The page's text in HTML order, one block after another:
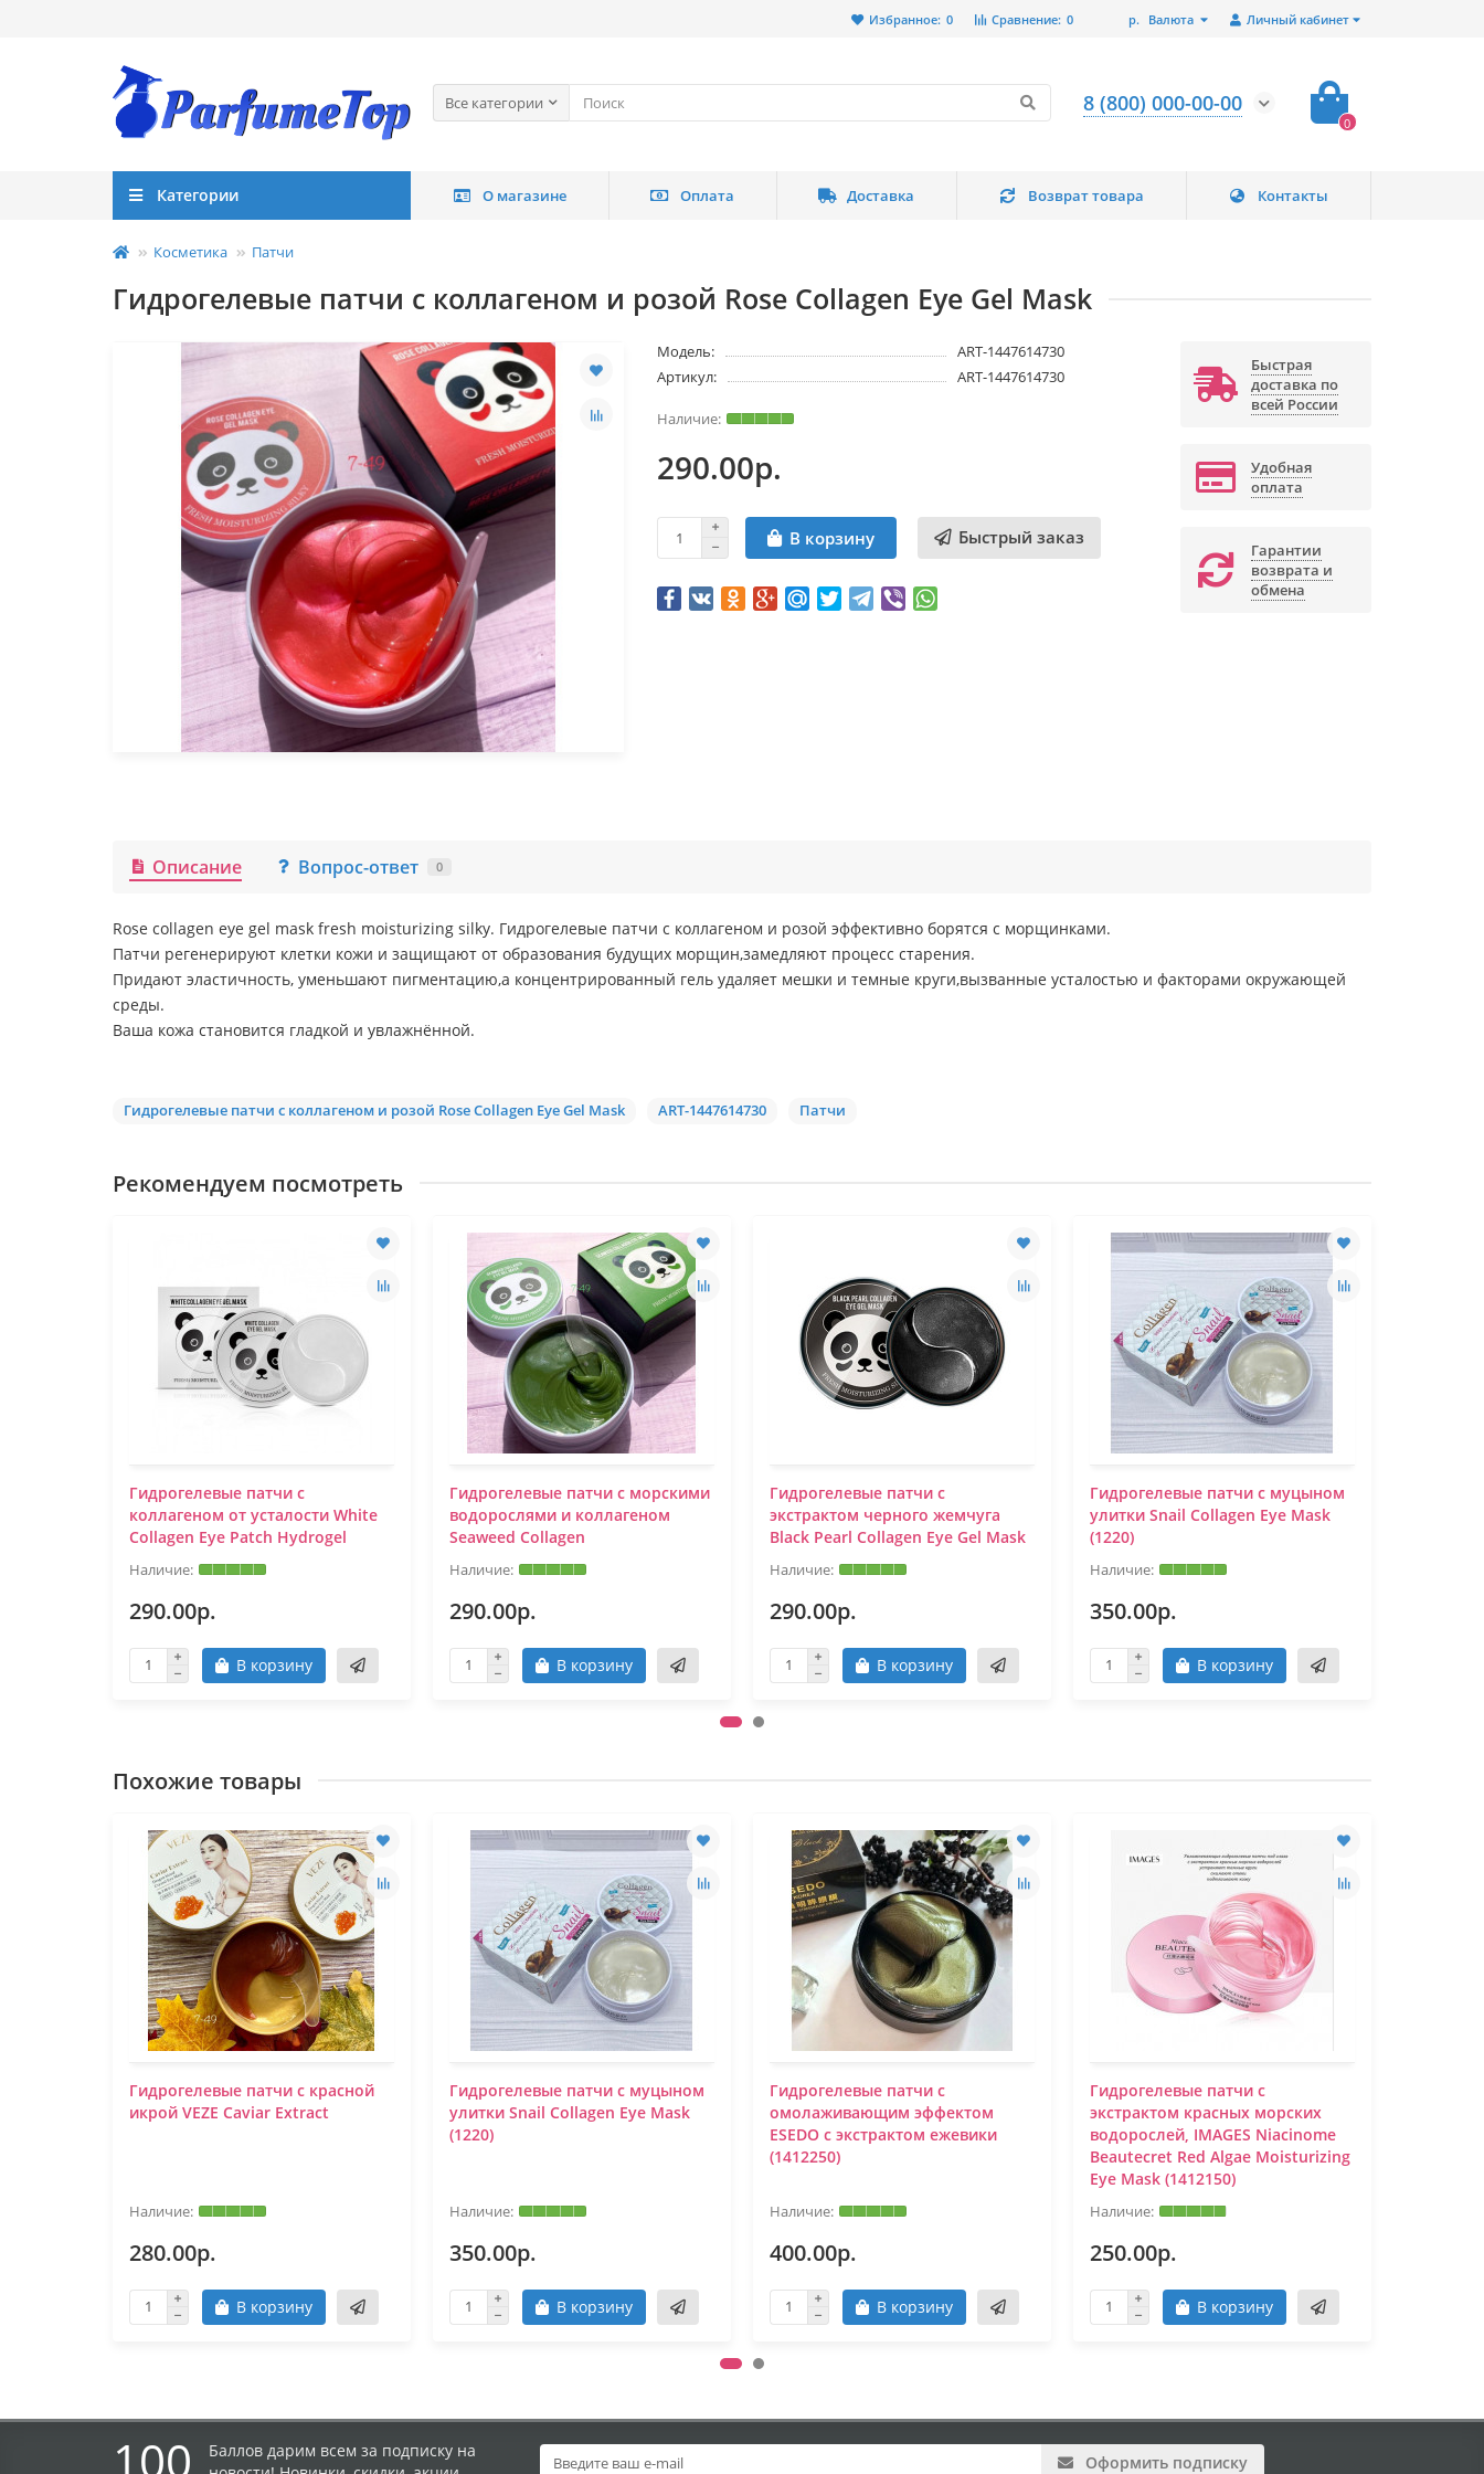
Личный кабинет
р. Валюта
Сравнение: 0
Избранное: 0
Все категории 8 (800) 000-00-00
0
Категории О магазине Оплата Доставка Возврат товара Контакты
Косметика Патчи
Гидрогелевые патчи с коллагеном и розой Rose Collagen Eye Gel Mask
Модель:
ART-1447614730
Артикул:
ART-1447614730
290.00р.
В корзину Быстрый заказ
Быстрая
доставка по
всей России
Удобная
оплата
Гарантии
возврата и
обмена
Описание Вопрос-ответ 0
Rose collagen eye gel mask fresh moisturizing silky. Гидрогелевые патчи с коллагеном и розой эффективно борятся с морщинками.
Патчи регенерируют клетки кожи и защищают от образования будущих морщин,замедляют процесс старения.
Придают эластичность, уменьшают пигментацию,а концентрированный гель удаляет мешки и темные круги,вызванные усталостью и факторами окружающей
среды.
Ваша кожа становится гладкой и увлажнённой.
Гидрогелевые патчи с коллагеном и розой Rose Collagen Eye Gel Mask ART-1447614730 Патчи
Рекомендуем посмотреть
Гидрогелевые патчи с
коллагеном от усталости White
Collagen Eye Patch Hydrogel
290.00р.
В корзину
Гидрогелевые патчи с морскими
водорослями и коллагеном
Seaweed Collagen
290.00р.
В корзину
Гидрогелевые патчи с
экстрактом черного жемчуга
Black Pearl Collagen Eye Gel Mask
290.00р.
В корзину
Гидрогелевые патчи с муцыном
улитки Snail Collagen Eye Mask
(1220)
350.00р.
В корзину
Похожие товары
Гидрогелевые патчи с красной
икрой VEZE Caviar Extract
280.00р.
В корзину
Гидрогелевые патчи с муцыном
улитки Snail Collagen Eye Mask
(1220)
350.00р.
В корзину
Гидрогелевые патчи с
омолаживающим эффектом
ESEDO с экстрактом ежевики
(1412250)
400.00р.
В корзину
Гидрогелевые патчи с
экстрактом красных морских
водорослей, IMAGES Niacinome
Beautecret Red Algae Moisturizing
Eye Mask (1412150)
250.00р.
В корзину
100
Баллов дарим всем за подписку на
Оформить подписку